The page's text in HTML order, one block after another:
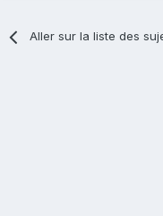
Aller sur la liste des